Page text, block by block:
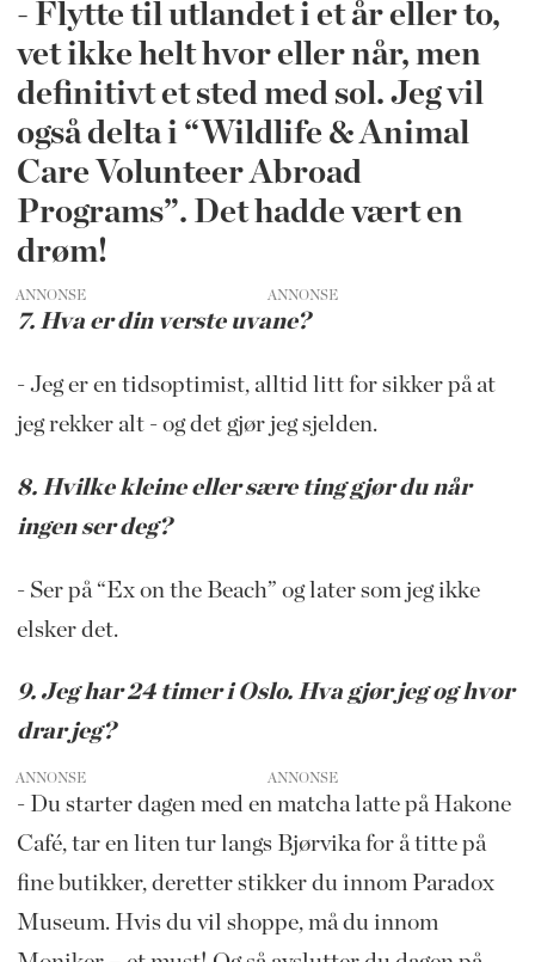
- Flytte til utlandet i et år eller to,
vet ikke helt hvor eller når, men
definitivt et sted med sol. Jeg vil
også delta i “Wildlife & Animal
Care Volunteer Abroad
Programs”. Det hadde vært en
drøm!
ANNONSE
7. Hva er din verste uvane?
- Jeg er en tidsoptimist, alltid litt for sikker på at
jeg rekker alt - og det gjør jeg sjelden.
8. Hvilke kleine eller sære ting gjør du når
ingen ser deg?
- Ser på “Ex on the Beach” og later som jeg ikke
elsker det.
9. Jeg har 24 timer i Oslo. Hva gjør jeg og hvor
drar jeg?
ANNONSE
- Du starter dagen med en matcha latte på Hakone
Café, tar en liten tur langs Bjørvika for å titte på
fine butikker, deretter stikker du innom Paradox
Museum. Hvis du vil shoppe, må du innom